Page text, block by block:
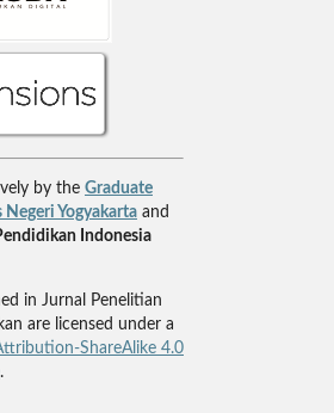
by the Graduate
Yogyakartaand
Indonesia
in Jurnal Penelitian
are licensed under a
ShareAlike 4.0
.